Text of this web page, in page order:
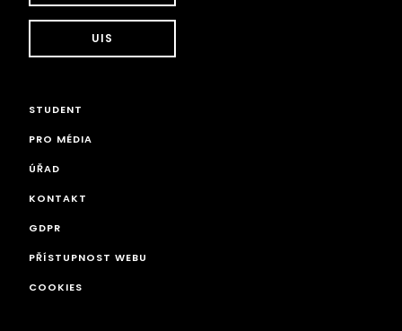
UIS
STUDENT
PRO MÉDIA
ÚŘAD
KONTAKT
GDPR
PŘÍSTUPNOST WEBU
COOKIES